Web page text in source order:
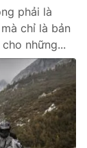
phải là
chỉ là bản
những...